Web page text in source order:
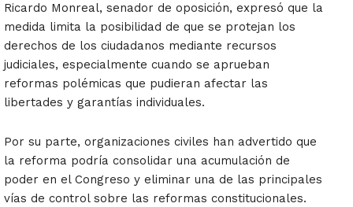
Ricardo Monreal, senador de oposición, expresó que la
medida limita la posibilidad de que se protejan los
derechos de los ciudadanos mediante recursos
judiciales, especialmente cuando se aprueban
reformas polémicas que pudieran afectar las
libertades y garantías individuales.
Por su parte, organizaciones civiles han advertido que
la reforma podría consolidar una acumulación de
poder en el Congreso y eliminar una de las principales
vías de control sobre las reformas constitucionales.